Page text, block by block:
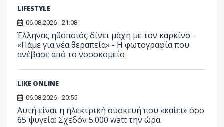
LIFESTYLE
06.08.2026 - 21:08
Έλληνας ηθοποιός δίνει μάχη με τον καρκίνο -
«Πάμε για νέα θεραπεία» - Η φωτογραφία που
ανέβασε από το νοσοκομείο
LIKE ONLINE
06.08.2026 - 20:55
Αυτή είναι η ηλεκτρική συσκευή που «καίει» όσο
65 ψυγεία: Σχεδόν 5.000 watt την ώρα